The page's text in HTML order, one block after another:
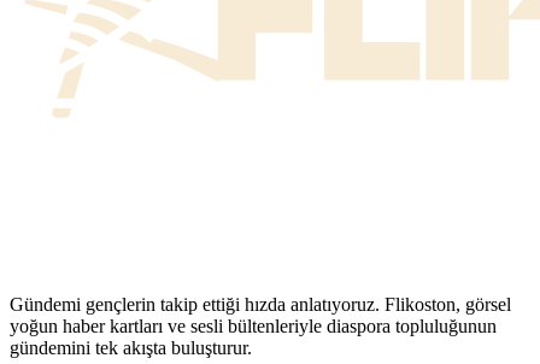
Gündemi gençlerin takip ettiği hızda anlatıyoruz. Flikoston, görsel
yoğun haber kartları ve sesli bültenleriyle diaspora topluluğunun
gündemini tek akışta buluşturur.